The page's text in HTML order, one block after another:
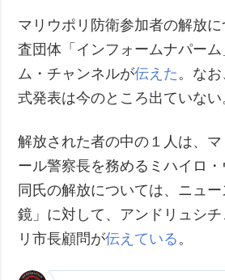
追加
特集
インタビュー
写真
マリウポリ防衛参加者の解放
査団体「インフォームナパー
ム・チャンネルが伝えた 。な
式発表は今のところ出ていない
解放された者の中の１人は、
ール警察長を務めるミハイロ・
同氏の解放については、ニュ
鏡」に対して、アンドリュシ
リ市長顧問が伝えている 。